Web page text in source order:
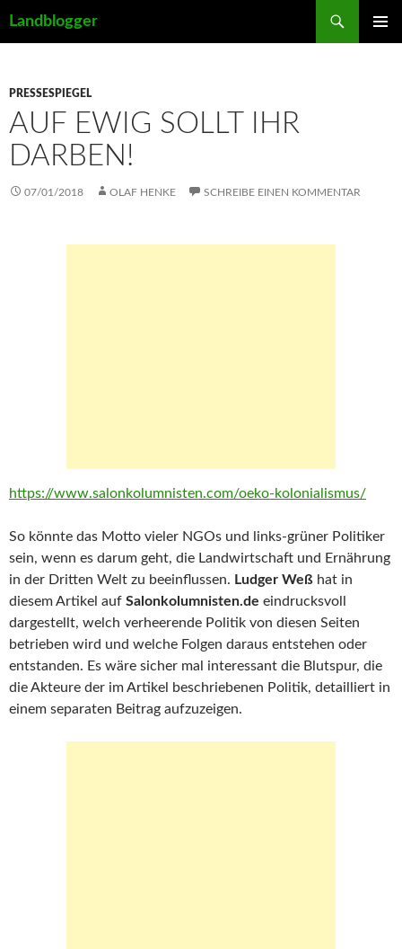
Landblogger
PRESSESPIEGEL
AUF EWIG SOLLT IHR
DARBEN!
07/01/2018 OLAF HENKE SCHREIBE EINEN KOMMENTAR
https://www.salonkolumnisten.com/oeko-kolonialismus/
So könnte das Motto vieler NGOs und links-grüner Politiker
sein, wenn es darum geht, die Landwirtschaft und Ernährung
in der Dritten Welt zu beeinflussen. Ludger Weß hat in
diesem Artikel auf Salonkolumnisten.de eindrucksvoll
dargestellt, welch verheerende Politik von diesen Seiten
betrieben wird und welche Folgen daraus entstehen oder
entstanden. Es wäre sicher mal interessant die Blutspur, die
die Akteure der im Artikel beschriebenen Politik, detailliert in
einem separaten Beitrag aufzuzeigen.